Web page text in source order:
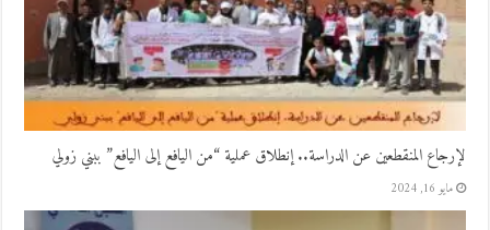
لإرجاع المنقطعين عن الدراسة.. إنطلاق عملية “من اليافع إلى اليافع” ببني زولي
مايو 16, 2024